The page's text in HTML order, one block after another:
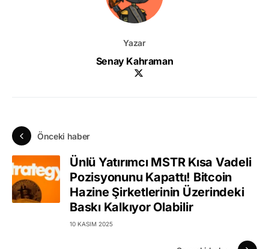
Yazar
Senay Kahraman
Önceki haber
Ünlü Yatırımcı MSTR Kısa Vadeli
Pozisyonunu Kapattı! Bitcoin
Hazine Şirketlerinin Üzerindeki
Baskı Kalkıyor Olabilir
10 KASIM 2025